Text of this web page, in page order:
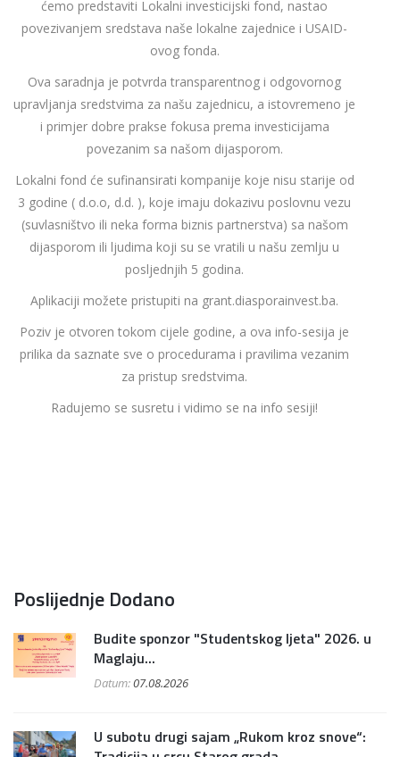
ćemo predstaviti Lokalni investicijski fond, nastao
povezivanjem sredstava naše lokalne zajednice i USAID-
ovog fonda.
Ova saradnja je potvrda transparentnog i odgovornog
upravljanja sredstvima za našu zajednicu, a istovremeno je
i primjer dobre prakse fokusa prema investicijama
povezanim sa našom dijasporom.
Lokalni fond će sufinansirati kompanije koje nisu starije od
3 godine ( d.o.o, d.d. ), koje imaju dokazivu poslovnu vezu
(suvlasništvo ili neka forma biznis partnerstva) sa našom
dijasporom ili ljudima koji su se vratili u našu zemlju u
posljednjih 5 godina.
Aplikaciji možete pristupiti na grant.diasporainvest.ba.
Poziv je otvoren tokom cijele godine, a ova info-sesija je
prilika da saznate sve o procedurama i pravilima vezanim
za pristup sredstvima.
Radujemo se susretu i vidimo se na info sesiji!
Poslijednje Dodano
Budite sponzor "Studentskog ljeta" 2026. u
Maglaju...
Datum:07.08.2026
U subotu drugi sajam „Rukom kroz snove“: